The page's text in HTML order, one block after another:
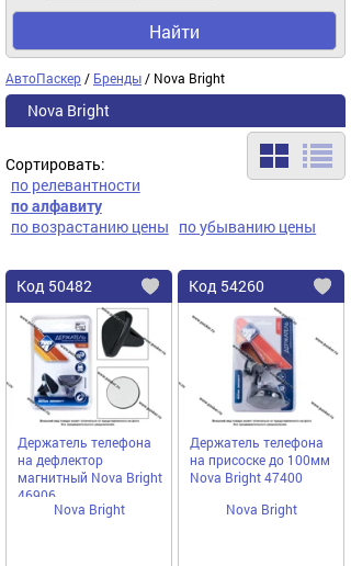
Найти
АвтоПаскер / Бренды / Nova Bright
Nova Bright
Сортировать:
по релевантности
по алфавиту
по возрастанию цены по убыванию цены
Код 50482
Добавить
избранное
Держатель телефона
на дефлектор
магнитный Nova Bright
46906
Nova Bright
Код 54260
Держатель телефона
на присоске до 100мм
Nova Bright 47400
Nova Bright